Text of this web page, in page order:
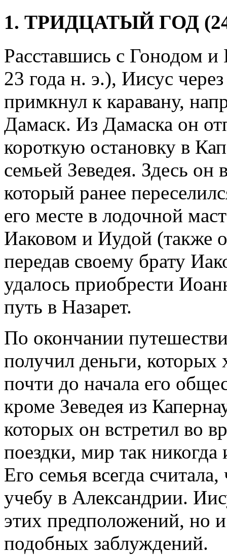
1. ТРИДЦАТЫЙ ГОД
Расставшись с Гонодом и
23 года н. э.), Иисус
примкнул к каравану,
Дамаск. Из Дамаска он
короткую остановку в
семьей Зеведея. Здесь он
который ранее
его месте в лодочной
Иаковом и Иудой (также
передав своему брату
удалось приобрести
путь в Назарет.
По окончании
получил деньги, которых
почти до начала его
кроме Зеведея из
которых он встретил во
поездки, мир так
Его семья всегда
учебу в Александрии.
этих предположений, но
подобных заблуждений.